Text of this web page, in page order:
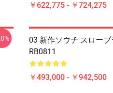
￥622,775 - ￥724,275
03 新作ソウチ スロー
RB0811
￥493,000 - ￥942,500